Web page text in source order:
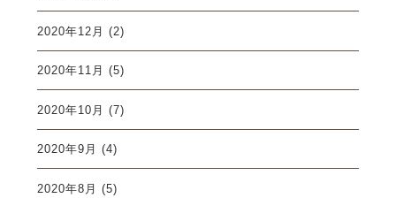
2020年12月 (2)
2020年11月 (5)
2020年10月 (7)
2020年9月 (4)
2020年8月 (5)